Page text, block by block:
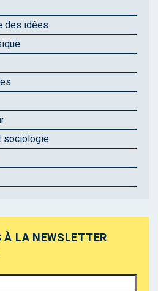
des idées
sociologie
LA NEWSLETTER